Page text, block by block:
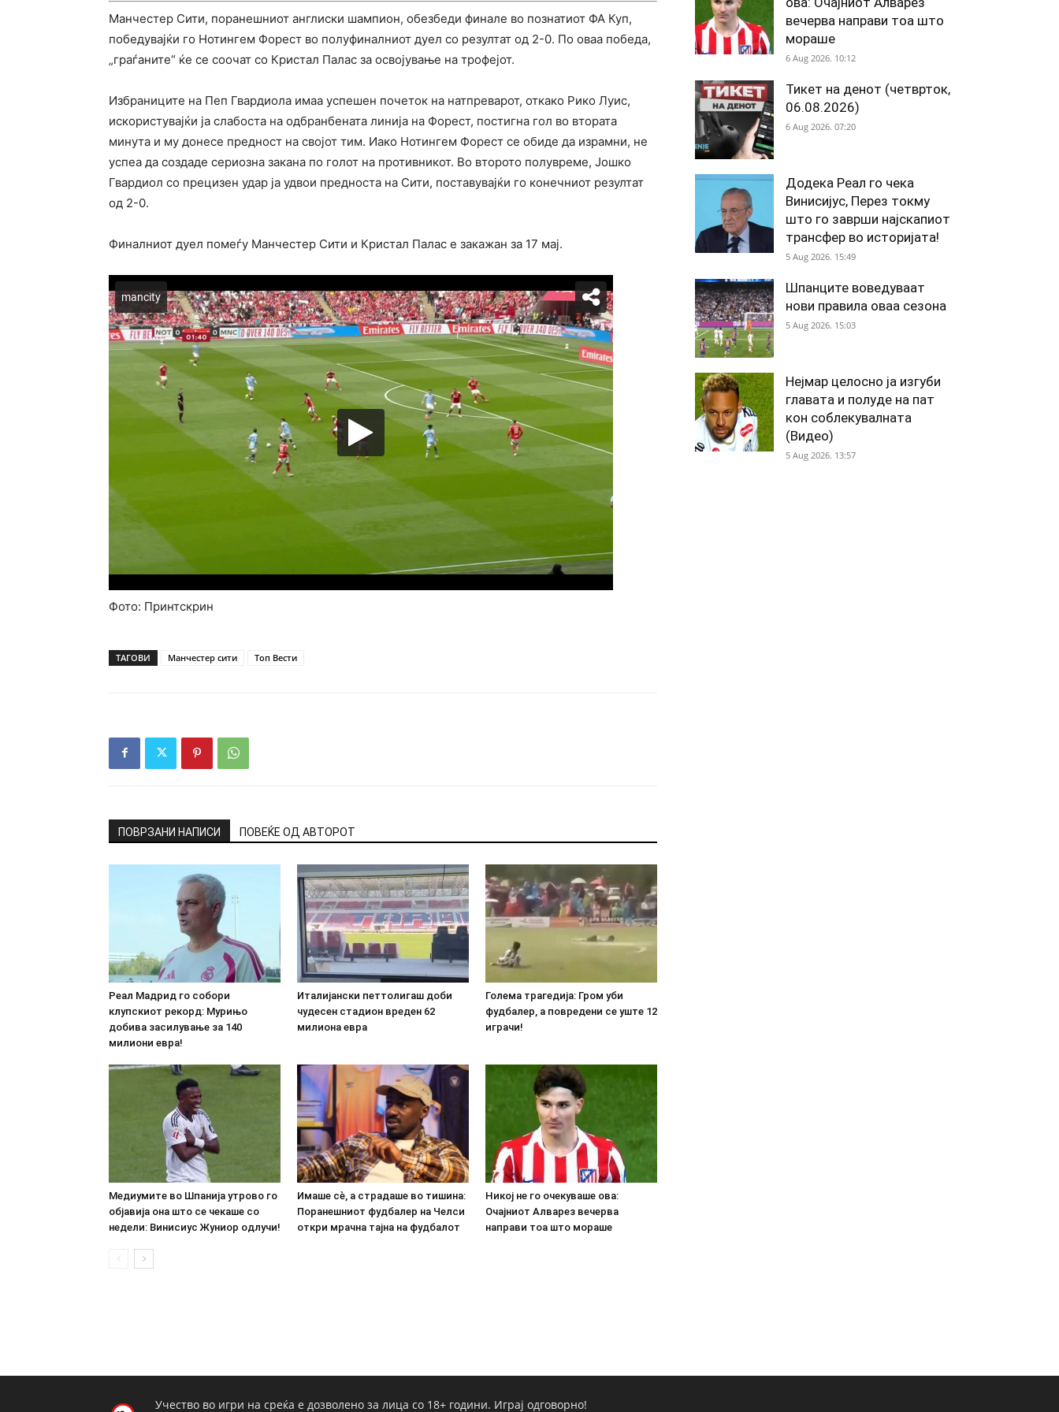
Манчестер Сити, поранешниот англиски шампион, обезбеди финале во познатиот ФА Куп,
победувајќи го Нотингем Форест во полуфиналниот дуел со резултат од 2-0. По оваа победа,
„граѓаните“ ќе се соочат со Кристал Палас за освојување на трофејот.
Избраниците на Пеп Гвардиола имаа успешен почеток на натпреварот, откако Рико Луис,
искористувајќи ја слабоста на одбранбената линија на Форест, постигна гол во втората
минута и му донесе предност на својот тим. Иако Нотингем Форест се обиде да израмни, не
успеа да создаде сериозна закана по голот на противникот. Во второто полувреме, Јошко
Гвардиол со прецизен удар ја удвои предноста на Сити, поставувајќи го конечниот резултат
од 2-0.
Финалниот дуел помеѓу Манчестер Сити и Кристал Палас е закажан за 17 мај.
Фото: Принтскрин
ТАГОВИ Манчестер сити Топ Вести
ПОВРЗАНИ НАПИСИ ПОВЕЌЕ ОД АВТОРОТ
Реал Мадрид го собори
клупскиот рекорд: Мурињо
добива засилување за 140
милиони евра!
Италијански петтолигаш доби
чудесен стадион вреден 62
милиона евра
Голема трагедија: Гром уби
фудбалер, а повредени се уште 12
играчи!
Медиумите во Шпанија утрово го
објавија она што се чекаше со
недели: Винисиус Жуниор одлучи!
Имаше сè, а страдаше во тишина:
Поранешниот фудбалер на Челси
откри мрачна тајна на фудбалот
Никој не го очекуваше ова:
Очајниот Алварез вечерва
направи тоа што мораше
вечерва направи тоа што
мораше
6 Aug 2026. 10:12
Тикет на денот (четврток,
06.08.2026)
6 Aug 2026. 07:20
Додека Реал го чека
Винисијус, Перез токму
што го заврши најскапиот
трансфер во историјата!
5 Aug 2026. 15:49
Шпанците воведуваат
нови правила оваа сезона
5 Aug 2026. 15:03
Нејмар целосно ја изгуби
главата и полуде на пат
кон соблекувалната
(Видео)
5 Aug 2026. 13:57
Учество во игри на среќа е дозволено за лица со 18+ години. Играј одговорно!